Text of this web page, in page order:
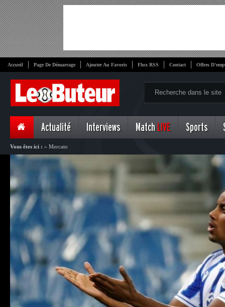
Accueil Page De Démarrage Ajouter Au Favoris Flux RSS Contact Offres
Actualité Interviews Match LIVE Sports
Vous êtes ici : » Mercato